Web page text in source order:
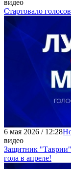
видео
Стартовало
6 мая 2026 / 12:28
видео
Защитник
гола в апреле!